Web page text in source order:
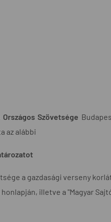
Szövetsége
az alábbi
a gazdasági verseny
illetve a "Magyar